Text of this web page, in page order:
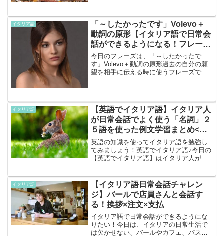
ーミングで使える！可愛いイタリア語。
日本人とイタリア語は相性...
イタリア語
「～したかったです」Volevo＋
動詞の原形【イタリア語で日常会
話ができるようになる！フレーズ
学習】
今日のフレーズは、「～したかったで
す」Volevo＋動詞の原形過去の自分の願
望を相手に伝える時に使うフレーズで
Venezi...
イタリア語
【英語でイタリア語】イタリア人
が日常会話でよく使う「名詞」２
５語を使った例文学習まとめ<動
画あり>
英語の知識を使ってイタリア語を勉強し
てみましょう！英語でイタリア語♪今日の
【英語でイタリア語】はイタリア人がよ
う「名詞」２５語を例文』と一緒にザっ
と見てみましょう！説明...
イタリア語
【イタリア語日常会話チャレン
ジ】バールで店員さんと会話す
る！挨拶×注文×支払
イタリア語で日常会話ができるようにな
りたい！今日は、イタリアの日常生活で
は欠かせない、バールやカフェ、パステ